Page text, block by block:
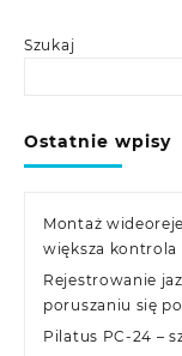
Szukaj
Ostatnie wpisy
Montaż
większa kontrola
Rejestrowanie
poruszaniu się
Pilatus PC-24 –